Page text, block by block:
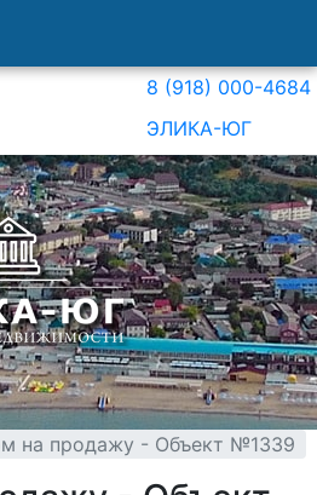
8 (918) 000-4684
ЭЛИКА-ЮГ
на продажу - Объект №1339